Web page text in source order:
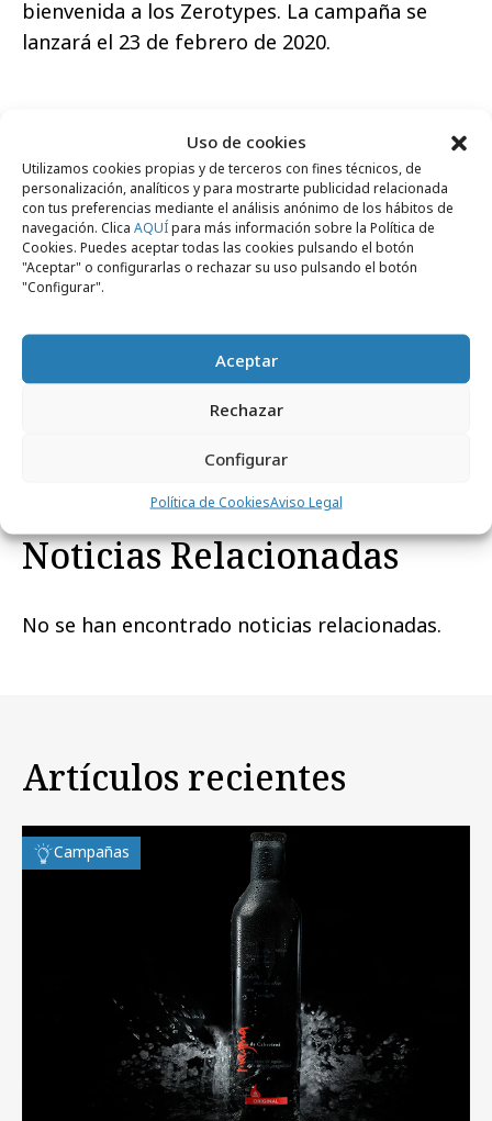
Uso de cookies
Utilizamos cookies propias y de terceros con fines técnicos, de
personalización, analíticos y para mostrarte publicidad relacionada
con tus preferencias mediante el análisis anónimo de los hábitos de
navegación. Clica AQUÍpara más información sobre la Política de
Cookies. Puedes aceptar todas las cookies pulsando el botón
"Aceptar" o configurarlas o rechazar su uso pulsando el botón
"Configurar".
Aceptar
Rechazar
Configurar
Política de CookiesAviso Legal
bienvenida a los Zerotypes. La campaña se
lanzará el 23 de febrero de 2020.
Haz clic para aceptar cookies de marketing
y permitir este contenido
Noticias Relacionadas
No se han encontrado noticias relacionadas.
Artículos recientes
Campañas